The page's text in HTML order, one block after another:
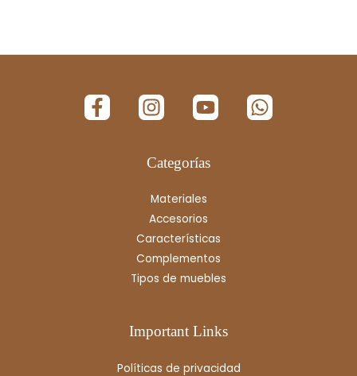
Categorías
Materiales
Accesorios
Características
Complementos
Tipos de muebles
Important Links
Políticas de privacidad